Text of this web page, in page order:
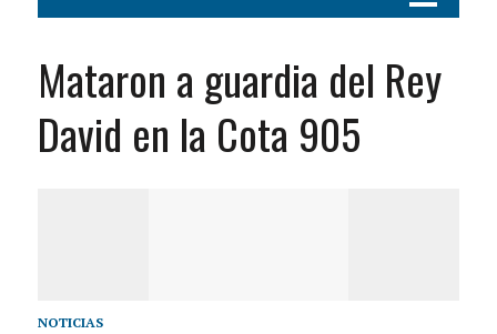
Mataron a guardia del Rey
David en la Cota 905
NOTICIAS